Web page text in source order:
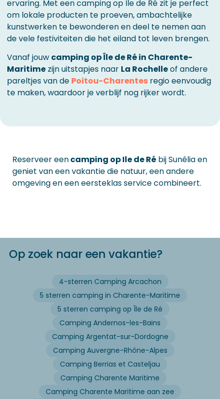
ervaring. Met een camping op Île de Ré zit je perfect
om lokale producten te proeven, ambachtelijke
kunstwerken te bewonderen en deel te nemen aan
de vele festiviteiten die het eiland tot leven brengen.
Vanaf jouw camping op Île de Ré in Charente-
Maritime zijn uitstapjes naar La Rochelleof andere
pareltjes van de Poitou-Charentes regio eenvoudig
te maken, waardoor je verblijf nog rijker wordt.
Reserveer eencamping op Ile de Rébij Sunêlia en
geniet van een vakantie die natuur, een andere
omgeving en een eersteklas service combineert.
Op zoek naar een vakantie?
4-sterren Camping Arcachon
5 sterren camping in Charente-Maritime
5 sterren camping op Île de Ré
Camping Andernos-les-Bains
Camping Argentat-sur-Dordogne
Camping Auvergne-Rhône-Alpes
Camping Berrias et Casteljau
Camping Charente Maritime
Camping Charente Maritime aan zee